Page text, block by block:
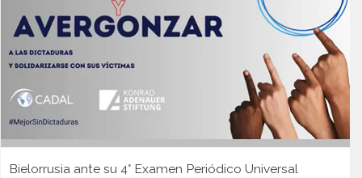
Bielorrusia ante su 4° Examen Periódico Universal